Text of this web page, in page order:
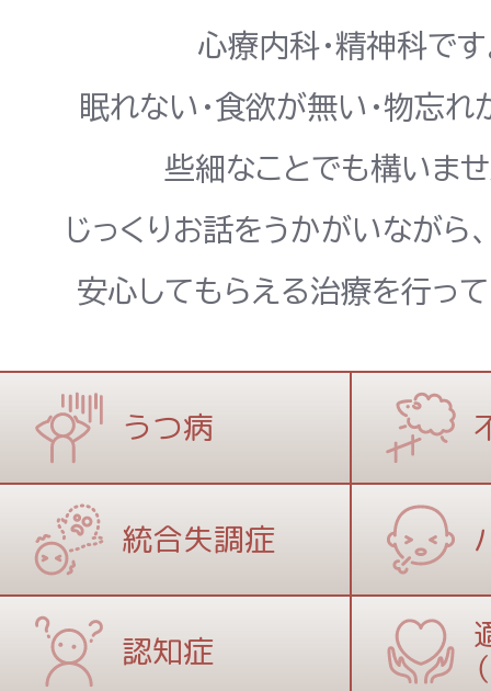
心療内科・精神科です
眠れない・食欲が無い・物忘れ
些細なことでも構いませ
じっくりお話をうかがいながら
安心してもらえる治療を行って
うつ病
統合失調症
認知症